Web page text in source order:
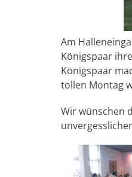
Am
Königspaar
Königspaar
tollen Montag
Wir wünschen